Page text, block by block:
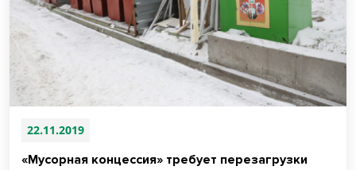
22.11.2019
«Мусорная концессия» требует перезагрузки